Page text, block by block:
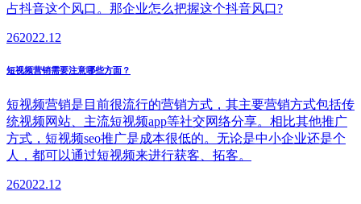
占抖音这个风口。那企业怎么把握这个抖音风口?
262022.12
短视频营销需要注意哪些方面？
短视频营销是目前很流行的营销方式，其主要营销方式包括传
统视频网站、主流短视频app等社交网络分享。相比其他推广
方式，短视频seo推广是成本很低的。无论是中小企业还是个
人，都可以通过短视频来进行获客、拓客。
262022.12